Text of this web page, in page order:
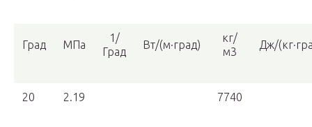
Град МПа
1/
Град
Вт/(м·град)
кг/
м3
Дж/
20 2.19 7740